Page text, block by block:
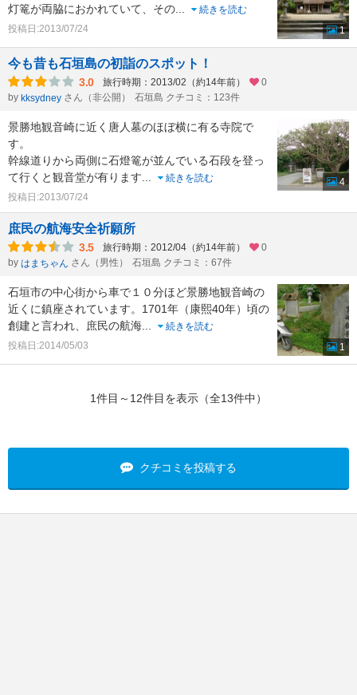
灯篭が両脇におかれていて、その
続きを読む
投稿日:2013/07/24
1
今も昔も石垣島の初詣のスポット！
3.0 旅行時期：2013/02（約14年前）
0
by kksydney さん（非公開） 石垣島 クチコミ：123件
景勝地観音崎に近く唐人墓のほぼ横に有る寺院で
す。
幹線道りから両側に石燈篭が並んでいる石段を登っ
て行くと観音堂が有ります
続きを読む
投稿日:2013/07/24
4
庶民の航海安全祈願所
3.5 旅行時期：2012/04（約14年前）
0
by はまちゃん さん（男性） 石垣島 クチコミ：67件
石垣市の中心街から車で１０分ほど景勝地観音崎の
近くに鎮座されています。1701年（康熙40年）頃の
創建と言われ、庶民の航海
続きを読む
投稿日:2014/05/03
1
1件目～12件目を表示（全13件中）
クチコミを投稿する